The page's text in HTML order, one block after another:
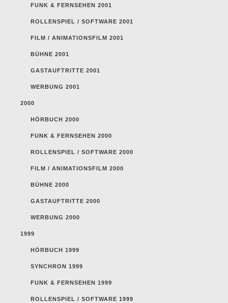
FUNK & FERNSEHEN 2001
ROLLENSPIEL / SOFTWARE 2001
FILM / ANIMATIONSFILM 2001
BÜHNE 2001
GASTAUFTRITTE 2001
WERBUNG 2001
2000
HÖRBUCH 2000
FUNK & FERNSEHEN 2000
ROLLENSPIEL / SOFTWARE 2000
FILM / ANIMATIONSFILM 2000
BÜHNE 2000
GASTAUFTRITTE 2000
WERBUNG 2000
1999
HÖRBUCH 1999
SYNCHRON 1999
FUNK & FERNSEHEN 1999
ROLLENSPIEL / SOFTWARE 1999